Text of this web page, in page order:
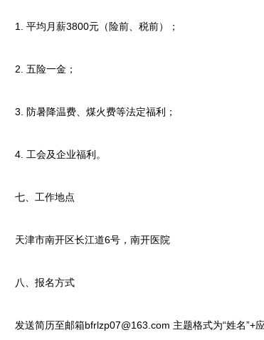
1. 平均月薪3800元（险前、税前）；
2. 五险一金；
3. 防暑降温费、煤火费等法定福利；
4. 工会及企业福利。
七、工作地点
天津市南开区长江道6号，南开医院
八、报名方式
发送简历至邮箱bfrlzp07@163.com 主题格式为“姓名”+应